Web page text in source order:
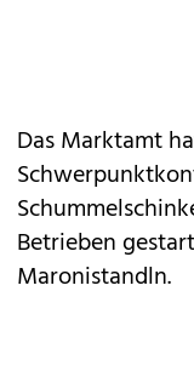
Das Marktamt
Betrieben
Maronistandln.